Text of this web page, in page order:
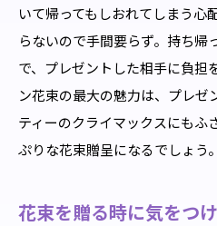
いて帰ってもしおれてしまう心
らないので手間要らず。持ち帰
で、プレゼントした相手に負担
ン花束の最大の魅力は、プレゼ
ティーのクライマックスにもふ
ぷりな花束贈呈になるでしょう。
花束を贈る時に気をつ